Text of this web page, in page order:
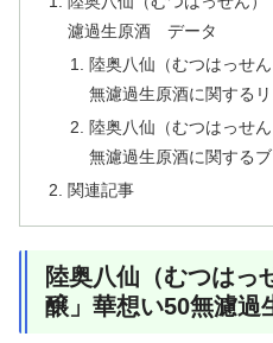
濾過生原酒 データ
陸奥八仙（むつはっせ
無濾過生原酒に関する
陸奥八仙（むつはっせ
無濾過生原酒に関する
関連記事
陸奥八仙（むつはっ
醸」華想い50無濾